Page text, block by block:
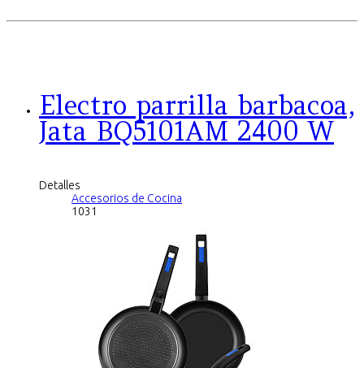
Electro parrilla barbacoa,
Jata BQ5101AM 2400 W
Detalles
Accesorios de Cocina
1031